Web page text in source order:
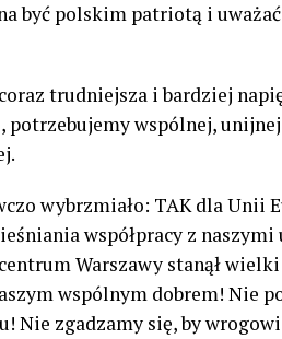
być polskim patriotą i
trudniejsza i bardziej
potrzebujemy wspólnej,
wybrzmiało: TAK dla Unii
współpracy z
Warszawy stanął
wspólnym dobrem! Nie
Nie zgadzamy się, by